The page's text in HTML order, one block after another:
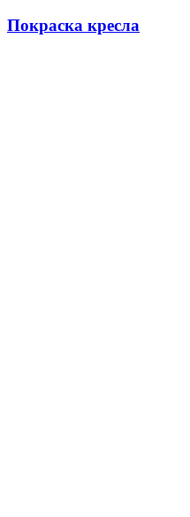
Покраска кресла